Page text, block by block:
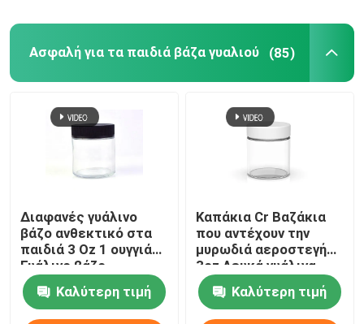
Ασφαλή για τα παιδιά βάζα γυαλιού (85)
Διαφανές γυάλινο
βάζο ανθεκτικό στα
παιδιά 3 Oz 1 ουγγιά
Γυάλινο βάζο
ανθεκτικό στα παιδιά
Καλύτερη τιμή
Καπάκια Cr Βαζάκια
που αντέχουν την
μυρωδιά αεροστεγή
3oz Λευκά γυάλινα
βάζα με καπάκια
Συσκευασία
λουλουδιών
Καλύτερη τιμή